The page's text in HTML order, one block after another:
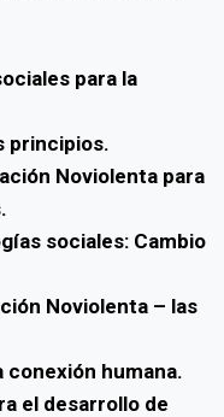
para la
principios.
Noviolenta para
sociales: Cambio
Noviolenta – las
conexión humana.
el desarrollo de